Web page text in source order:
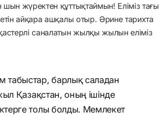
жүректен құттықтаймын! Еліміз тағы
айқара ашқалы отыр. Әрине тарихта
саналатын жылқы жылын еліміз
табыстар, барлық саладан
Қазақстан, оның ішінде
толы болды. Мемлекет